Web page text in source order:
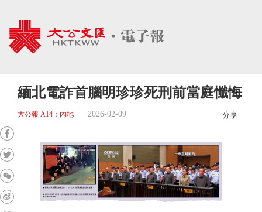
緬北電詐首腦明珍珍死刑前當庭懺悔
大公報 A14：內地 2026-02-09 分享